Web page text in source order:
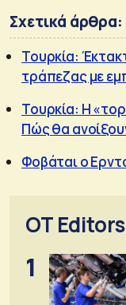
Σχετικά άρθρα:
Τουρκία:
τράπεζας με
Τουρκία: Η
Πώς θα
Φοβάται ο
OT Editors
1